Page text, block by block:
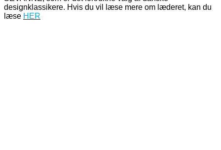
designklassikere. Hvis du vil læse mere om læderet, kan du
læse HER